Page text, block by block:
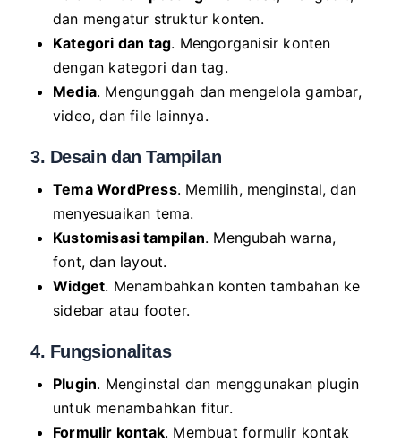
dan mengatur struktur konten.
Kategori dan tag. Mengorganisir konten
dengan kategori dan tag.
Media. Mengunggah dan mengelola gambar,
video, dan file lainnya.
3. Desain dan Tampilan
Tema WordPress. Memilih, menginstal, dan
menyesuaikan tema.
Kustomisasi tampilan. Mengubah warna,
font, dan layout.
Widget. Menambahkan konten tambahan ke
sidebar atau footer.
4. Fungsionalitas
Plugin. Menginstal dan menggunakan plugin
untuk menambahkan fitur.
Formulir kontak. Membuat formulir kontak